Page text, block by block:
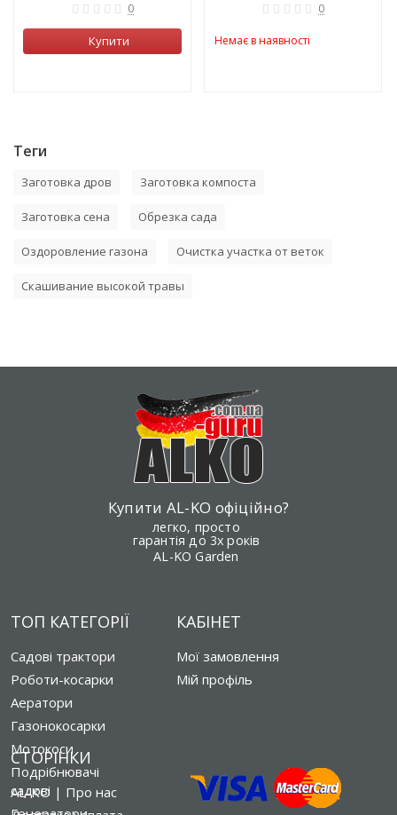
0
Купити
0
Немає в наявності
Теги
Заготовка дров Заготовка компоста
Заготовка сена Обрезка сада
Оздоровление газона Очистка участка от веток
Скашивание высокой травы
Купити AL-KO офіційно?
легко, просто
гарантія до 3х років
AL-KO Garden
ТОП КАТЕГОРІЇ
Садові трактори
Роботи-косарки
Аератори
Газонокосарки
Мотокоси
Подрібнювачі
садові
СТОРІНКИ
AL-KO | Про нас
КАБІНЕТ
Мої замовлення
Мій профіль